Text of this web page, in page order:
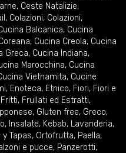
, Ceste Natalizie,
, Colazioni, Colazioni,
Balcanica, Cucina
, Cucina Creola, Cucina
Greca, Cucina Indiana,
Marocchina, Cucina
Vietnamita, Cucine
, Enoteca, Etnico, Fiori, Fiori e
Fritti, Frullati ed Estratti,
, Gluten free, Greco,
, Insalate, Kebab, Lavanderia,
Tapas, Ortofrutta, Paella,
e pucce, Panzerotti,